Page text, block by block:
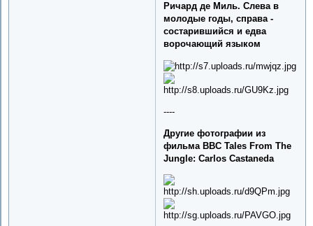
Ричард де Миль. Слева в
молодые годы, справа -
состарившийся и едва
ворочающий языком
----
Другие фотографии из
фильма BBC Tales From The
Jungle: Carlos Castaneda